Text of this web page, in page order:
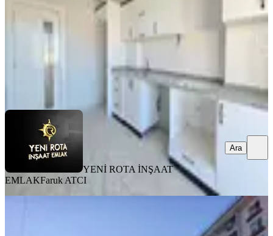
3.100.000 ₺
YENİ ROTA İNŞAAT EMLAKFaruk ATCI
YENİ ROTA İNŞAAT
EMLAKFaruk ATCI
Ara
Yıldırım Emlak'tan Yıldızevlerde
Manzaralı 3+1 Satılık Daire